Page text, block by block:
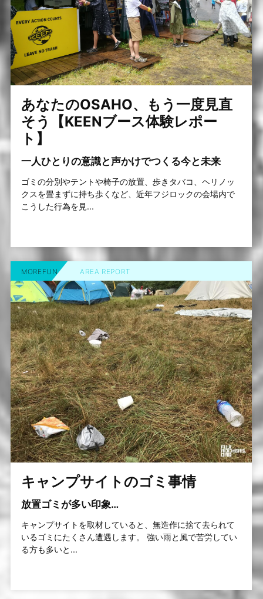
あなたのOSAHO、もう一度見直
そう【KEENブース体験レポー
ト】
一人ひとりの意識と声かけでつくる今と未来
ゴミの分別やテントや椅子の放置、歩きタバコ、ヘリノッ
クスを畳まずに持ち歩くなど、近年フジロックの会場内で
こうした行為を見...
MOREFUN AREA REPORT
キャンプサイトのゴミ事情
放置ゴミが多い印象…
キャンプサイトを取材していると、無造作に捨て去られて
いるゴミにたくさん遭遇します。 強い雨と風で苦労してい
る方も多いと...